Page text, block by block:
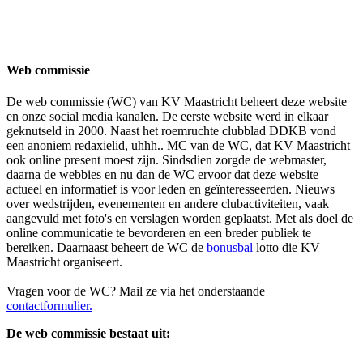
Web commissie
De web commissie (WC) van KV Maastricht beheert deze website
en onze social media kanalen. De eerste website werd in elkaar
geknutseld in 2000. Naast het roemruchte clubblad DDKB vond
een anoniem redaxielid, uhhh.. MC van de WC, dat KV Maastricht
ook online present moest zijn. Sindsdien zorgde de webmaster,
daarna de webbies en nu dan de WC ervoor dat deze website
actueel en informatief is voor leden en geïnteresseerden. Nieuws
over wedstrijden, evenementen en andere clubactiviteiten, vaak
aangevuld met foto's en verslagen worden geplaatst. Met als doel de
online communicatie te bevorderen en een breder publiek te
bereiken. Daarnaast beheert de WC de bonusbal lotto die KV
Maastricht organiseert.
Vragen voor de WC? Mail ze via het onderstaande
contactformulier.
De web commissie bestaat uit: